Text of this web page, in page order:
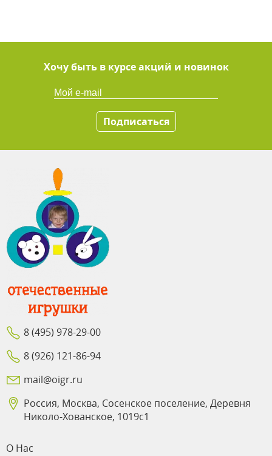
Хочу быть в курсе акций и новинок
Подписаться
8 (495) 978-29-00
8 (926) 121-86-94
mail@oigr.ru
Россия, Москва, Сосенское поселение, Деревня
Николо-Хованское, 1019с1
О Нас